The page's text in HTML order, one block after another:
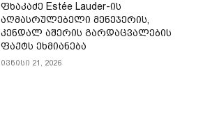
ფხაკაძე Estée Lauder-ის
აღმასრულებელი მენეჯერის,
კენდალ აშერის გარდაცვალების
ფაქტს ეხმიანება
ივნისი 21, 2026